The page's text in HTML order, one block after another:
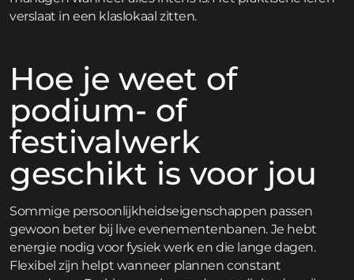
verslaat in een klaslokaal zitten.
Hoe je weet of
podium- of
festivalwerk
geschikt is voor jou
Sommige persoonlijkheidseigenschappen passen
gewoon beter bij live evenementenbanen. Je hebt
energie nodig voor fysiek werk en die lange dagen.
Flexibel zijn helpt wanneer plannen constant